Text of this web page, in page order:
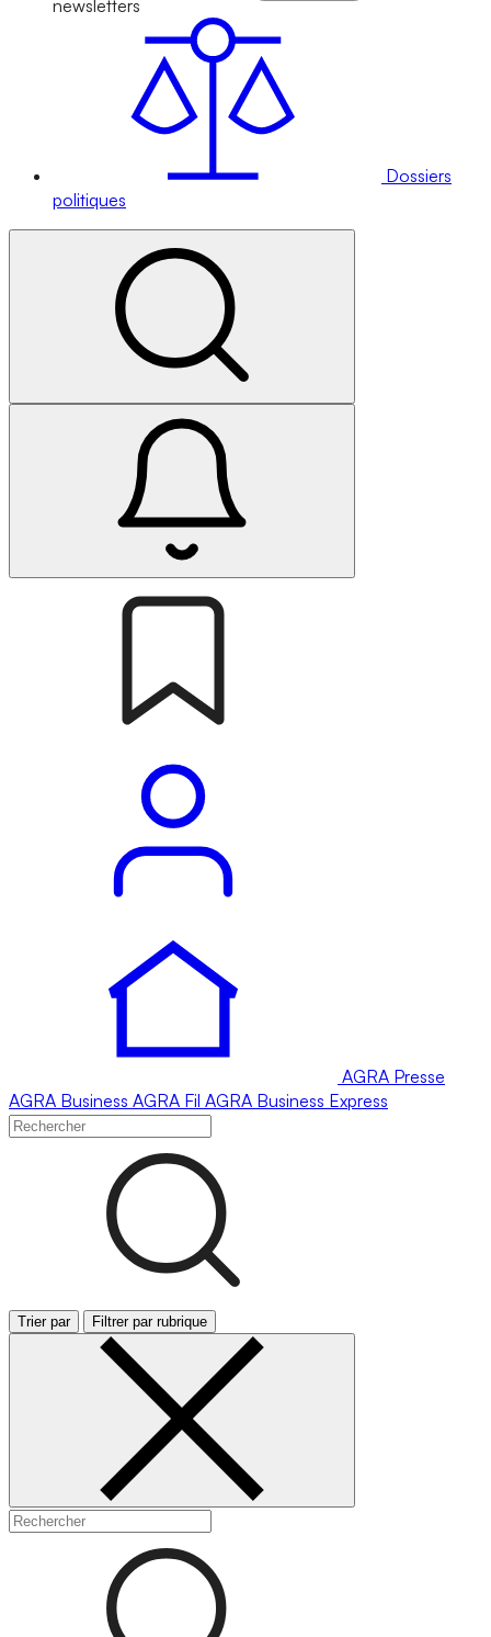
newsletters
Dossiers
politiques
AGRA Presse
AGRA Business AGRA Fil AGRA Business Express
Trier par Filtrer par rubrique